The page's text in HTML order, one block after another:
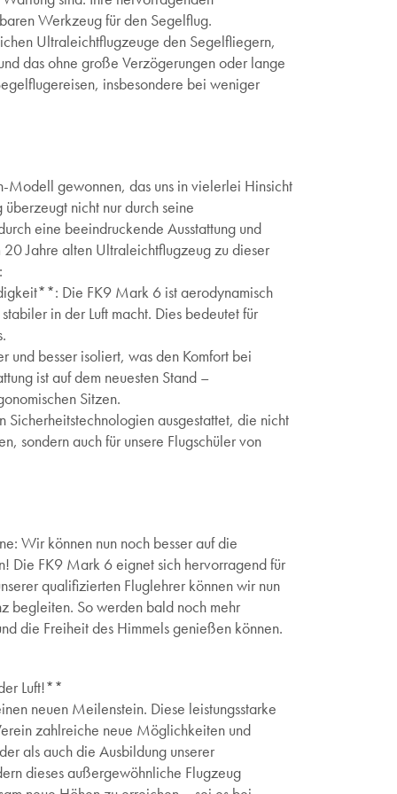
Werkzeug für den Segelflug.
Ultraleichtflugzeuge den Segelfliegern,
das ohne große Verzögerungen oder lange
insbesondere bei weniger
gewonnen, das uns in vielerlei Hinsicht
nicht nur durch seine
eine beeindruckende Ausstattung und
Jahre alten Ultraleichtflugzeug zu dieser
Die FK9 Mark 6 ist aerodynamisch
in der Luft macht. Dies bedeutet für
besser isoliert, was den Komfort bei
ist auf dem neuesten Stand –
Sitzen.
ausgestattet, die nicht
sondern auch für unsere Flugschüler von
Wir können nun noch besser auf die
Die FK9 Mark 6 eignet sich hervorragend für
qualifizierten Fluglehrer können wir nun
begleiten. So werden bald noch mehr
die Freiheit des Himmels genießen können.
Luft!**
neuen Meilenstein. Diese leistungsstarke
zahlreiche neue Möglichkeiten und
als auch die Ausbildung unserer
dieses außergewöhnliche Flugzeug